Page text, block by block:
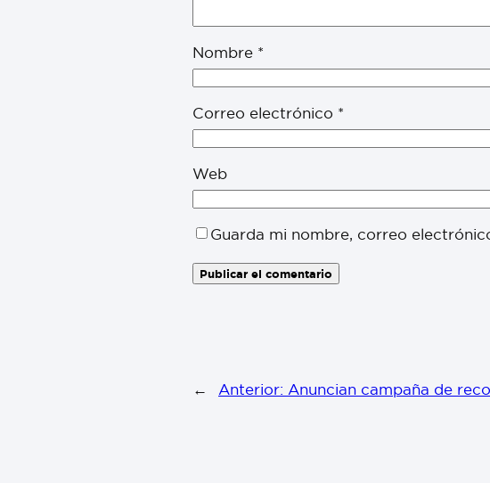
Nombre *
Correo electrónico *
Web
Guarda mi nombre, correo
← Anterior: Anuncian campaña de